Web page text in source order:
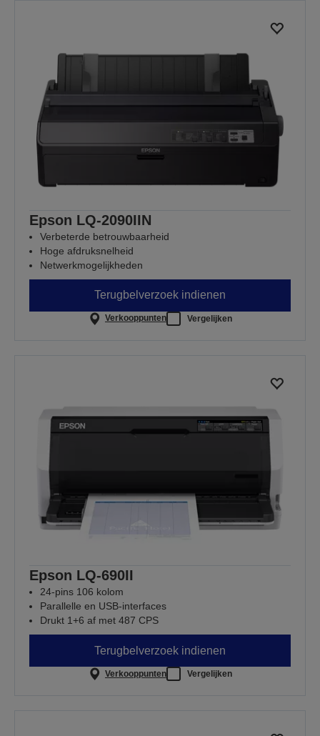
Epson LQ-2090IIN
Verbeterde betrouwbaarheid
Hoge afdruksnelheid
Netwerkmogelijkheden
Terugbelverzoek indienen
Verkooppunten Vergelijken
Epson LQ-690II
24-pins 106 kolom
Parallelle en USB-interfaces
Drukt 1+6 af met 487 CPS
Terugbelverzoek indienen
Verkooppunten Vergelijken